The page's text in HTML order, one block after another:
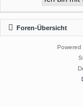
Foren-Übersicht
Powered